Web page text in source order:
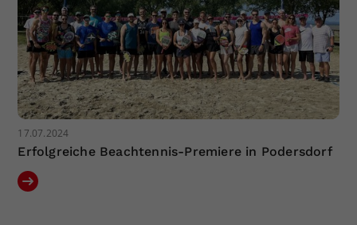
17.07.2024
Erfolgreiche Beachtennis-Premiere in Podersdorf